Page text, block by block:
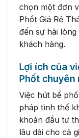
chọn một đơn
Phốt Giá Rẻ
đến sự hài
khách hàng.
Lợi ích của
Phốt chuyên
Việc hút bể
pháp tình thế
khoản đầu tư
lâu dài cho cả